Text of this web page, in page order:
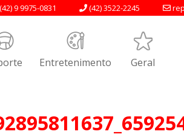
(42) 3522-2245
(42) 9 9975-0831
Entretenimento Geral